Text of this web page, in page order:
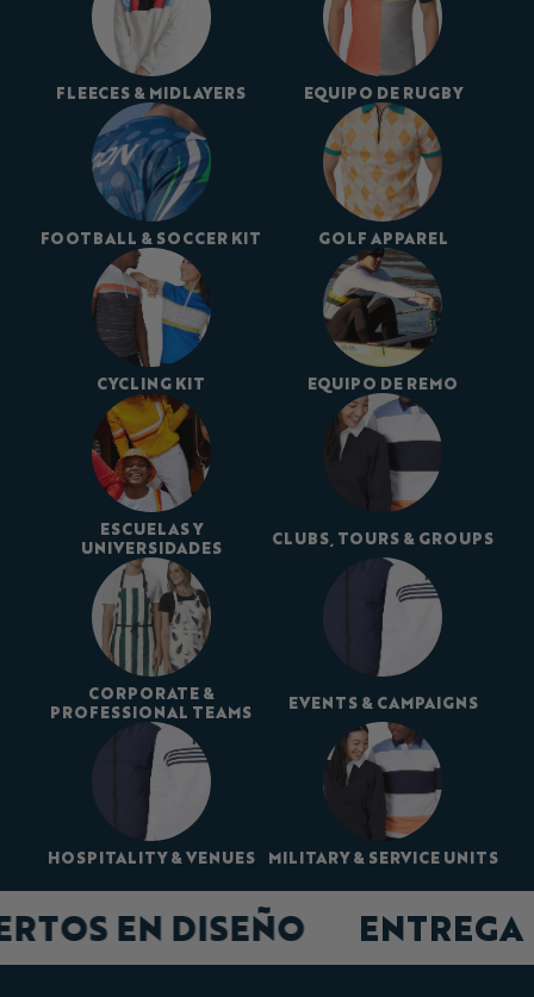
FLEECES & MIDLAYERS EQUIPO DE RUGBY
FOOTBALL & SOCCER KIT GOLF APPAREL
CYCLING KIT EQUIPO DE REMO
ESCUELAS Y
UNIVERSIDADES
CLUBS, TOURS & GROUPS
CORPORATE &
PROFESSIONAL TEAMS
EVENTS & CAMPAIGNS
HOSPITALITY & VENUES MILITARY & SERVICE UNITS
EN DISEÑO